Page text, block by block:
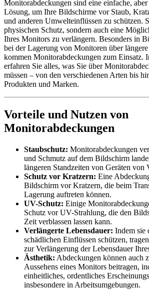
Monitorabdeckungen sind eine einfache,
Lösung, um Ihre Bildschirme vor Staub,
und anderen Umwelteinflüssen zu schützen.
physischen Schutz, sondern auch eine
Ihres Monitors zu verlängern. Besonders in
bei der Lagerung von Monitoren über
kommen Monitorabdeckungen zum Einsatz.
erfahren Sie alles, was Sie über
müssen – von den verschiedenen Arten bis
Produkten und Marken.
Vorteile und Nutzen von
Monitorabdeckungen
Staubschutz: Monitorabdeckungen
und Schmutz auf dem Bildschirm
längeren Standzeiten von Geräten von
Schutz vor Kratzern: Eine
Bildschirm vor Kratzern, die beim
Lagerung auftreten können.
UV-Schutz: Einige
Schutz vor UV-Strahlung, die den
Zeit verblassen lassen kann.
Verlängerte Lebensdauer: Indem sie
schädlichen Einflüssen schützen,
zur Verlängerung der Lebensdauer
Ästhetik: Abdeckungen können auch
Aussehens eines Monitors beitragen,
einheitliches, ordentliches
insbesondere in Arbeitsumgebungen.